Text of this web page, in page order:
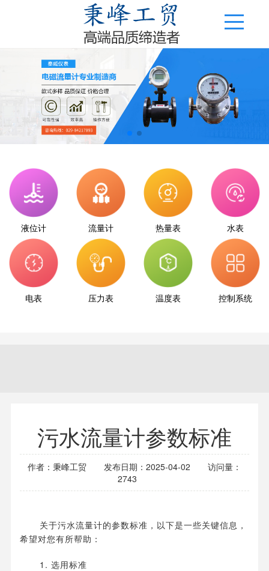
液位计 流量计 热量表 水表
电表 压力表 温度表 控制系统
污水流量计参数标准
作者：秉峰工贸 发布日期：2025-04-02
访问量：
2743
关于污水流量计的参数标准，以下是一些关键信息，
希望对您有所帮助：
1. 选用标准